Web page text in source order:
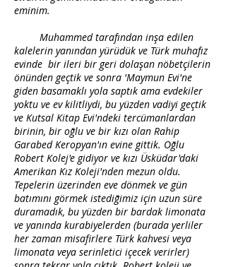
eminim.
Muhammed tarafından inşa edilen
kalelerin yanından yürüdük ve Türk muhafız
evinde bir ileri bir geri dolaşan nöbetçilerin
önünden geçtik ve sonra 'Maymun Evi'ne
giden basamaklı yola saptık ama evdekiler
yoktu ve ev kilitliydi, bu yüzden vadiyi geçtik
ve Kutsal Kitap Evi'ndeki tercümanlardan
birinin, bir oğlu ve bir kızı olan Rahip
Garabed Keropyan'ın evine gittik. Oğlu
Robert Kolej'e gidiyor ve kızı Üsküdar'daki
Amerikan Kız Koleji'nden mezun oldu.
Tepelerin üzerinden eve dönmek ve gün
batımını görmek istediğimiz için uzun süre
duramadık, bu yüzden bir bardak limonata
ve yanında kurabiyelerden (burada yerliler
her zaman misafirlere Türk kahvesi veya
limonata veya serinletici içecek verirler)